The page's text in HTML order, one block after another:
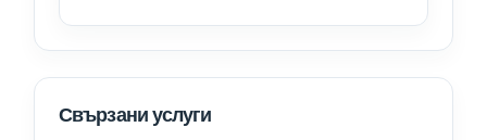
Свързани услуги